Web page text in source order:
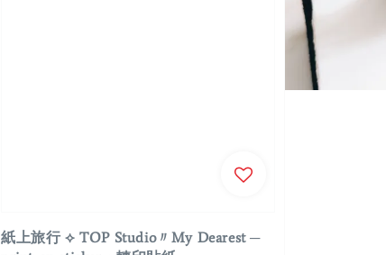
紙上旅行 ⟡ TOP Studio〃My Dearest ─